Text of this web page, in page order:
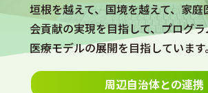
垣根を越えて、国境を越えて、家庭
会貢献の実現を目指して、プログ
医療モデルの展開を目指しています。
周辺自治体との連携